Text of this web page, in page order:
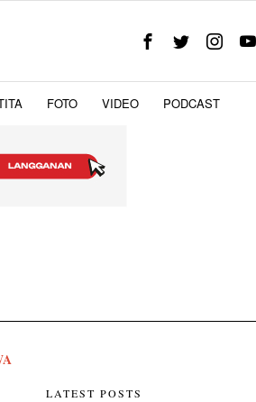
FOTO VIDEO PODCAST
LATEST POSTS